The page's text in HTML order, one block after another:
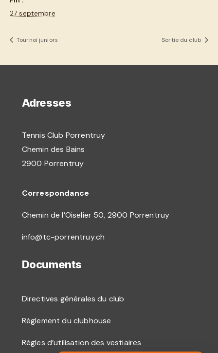
27 septembre
Tournoi juniors Sortie du club
Adresses
Tennis Club Porrentruy
Chemin des Bains
2900 Porrentruy
Correspondance
Chemin de l’Oiselier 50, 2900 Porrentruy
info@tc-porrentruy.ch
Documents
Directives générales du club
Règlement du clubhouse
Règles d’utilisation des vestiaires